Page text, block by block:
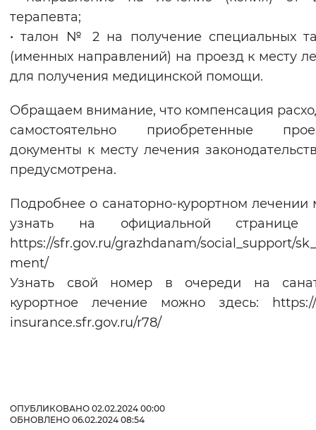
терапевта;
• талон № 2 на получение специальных
(именных направлений) на проезд к месту
для получения медицинской помощи.
Обращаем внимание, что компенсация
самостоятельно приобретенные
документы к месту лечения
предусмотрена.
Подробнее о санаторно-курортном лечении
узнать на официальной
https://sfr.gov.ru/grazhdanam/social_support/
ment/
Узнать свой номер в очереди на
курортное лечение можно здесь: https://
insurance.sfr.gov.ru/r78/
ОПУБЛИКОВАНО 02.02.2024 00:00
ОБНОВЛЕНО 06.02.2024 08:54